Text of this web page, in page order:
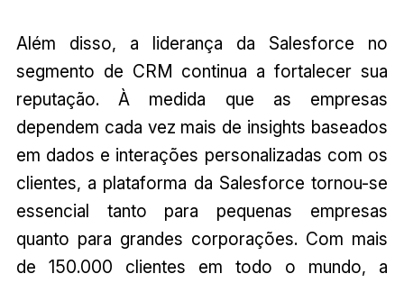
Além disso, a liderança da Salesforce no
segmento de CRM continua a fortalecer sua
reputação. À medida que as empresas
dependem cada vez mais de insights baseados
em dados e interações personalizadas com os
clientes, a plataforma da Salesforce tornou-se
essencial tanto para pequenas empresas
quanto para grandes corporações. Com mais
de 150.000 clientes em todo o mundo, a